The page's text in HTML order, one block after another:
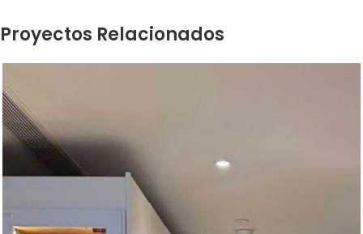
Proyectos Relacionados